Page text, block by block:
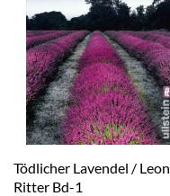
Tödlicher Lavendel / Leon
Ritter Bd-1